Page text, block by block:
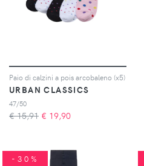
Paio di calzini a pois arcobaleno (x5)
URBAN CLASSICS
47/50
€ 15,91 € 19,90
-30%